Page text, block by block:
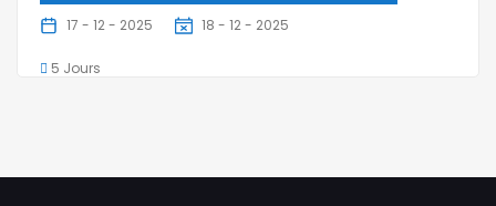
17 - 12 - 2025 18 - 12 - 2025
5 Jours